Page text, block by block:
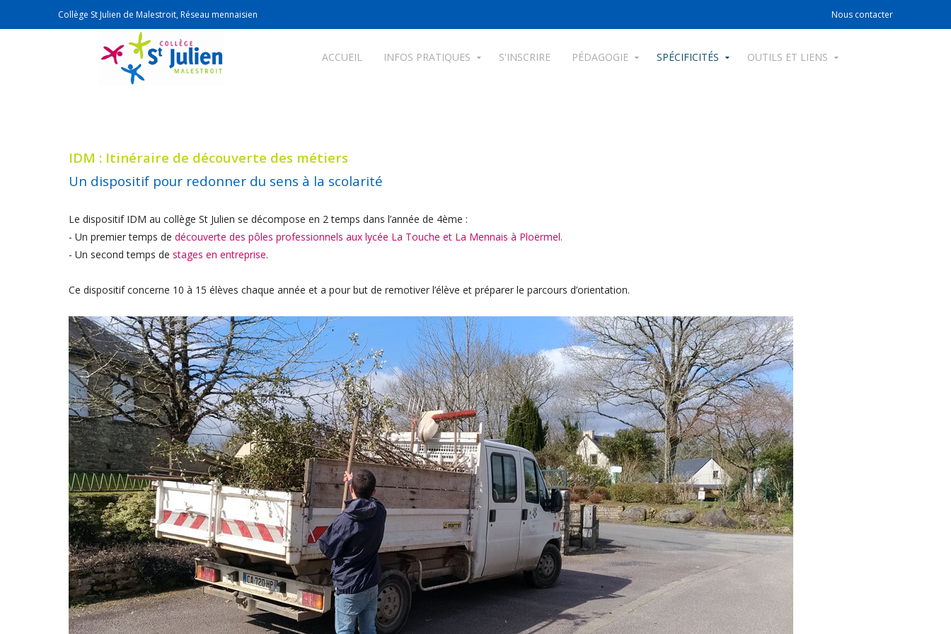
Collège St Julien de Malestroit, Réseau mennaisien Nous contacter
movers cincinnati
ACCUEIL INFOS PRATIQUES S'INSCRIRE PÉDAGOGIE SPÉCIFICITÉS OUTILS ET LIENS
IDM : Itinéraire de découverte des métiers
Un dispositif pour redonner du sens à la scolarité
Le dispositif IDM au collège St Julien se décompose en 2 temps dans l’année de 4ème :
- Un premier temps de découverte des pôles professionnels aux lycée La Touche et La Mennais à Ploërmel.
- Un second temps de stages en entreprise.
Ce dispositif concerne 10 à 15 élèves chaque année et a pour but de remotiver l’élève et préparer le parcours d’orientation.